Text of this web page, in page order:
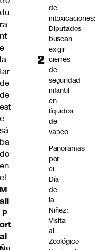
du
ra
nt
e
la
tar
de
de
est
e
sá
ba
do
en
el
M
all
P
ort
al
de
intoxicaciones:
Diputados
buscan
exigir
cierres
de
seguridad
infantil
en
líquidos
de
vapeo
Panoramas
por
el
Día
de
la
Niñez:
Visita
al
Zoológico